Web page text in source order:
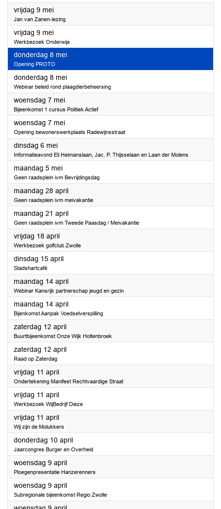
vrijdag 9 mei2025
Jan van Zanen-lezing
vrijdag 9 mei2025
Werkbezoek Onderwijs
donderdag 8 mei2025
Opening PROTO
donderdag 8 mei2025
Webinar beleid rond plaagdierbeheersing
woensdag 7 mei2025
Bijeenkomst 1 cursus Politiek Actief
woensdag 7 mei2025
Opening bewonerswerkplaats Radewijnsstraat
dinsdag 6 mei2025
Informatieavond Eli Heimanslaan, Jac. P. Thijsselaan en Laan der Molens
maandag 5 mei2025
Geen raadsplein ivm Bevrijdingsdag
maandag 28 april2025
Geen raadsplein ivm meivakantie
maandag 21 april2025
Geen raadsplein ivm Tweede Paasdag / Meivakantie
vrijdag 18 april2025
Werkbezoek golfclub Zwolle
dinsdag 15 april2025
Stadshartcafé
maandag 14 april2025
Webinar Kansrijk partnerschap jeugd en gezin
maandag 14 april2025
Bijenkomst Aanpak Voedselverspilling
zaterdag 12 april2025
Buurtbijeenkomst Onze Wijk Holtenbroek
zaterdag 12 april2025
Raad op Zaterdag
vrijdag 11 april2025
Ondertekening Manifest Rechtvaardige Straat
vrijdag 11 april2025
Werkbezoek WijBedrijf Dieze
vrijdag 11 april2025
Wij zijn de Molukkers
donderdag 10 april2025
Jaarcongres Burger en Overheid
woensdag 9 april2025
Ploegenpresentatie Hanzerenners
woensdag 9 april2025
Subregionale bijeenkomst Regio Zwolle